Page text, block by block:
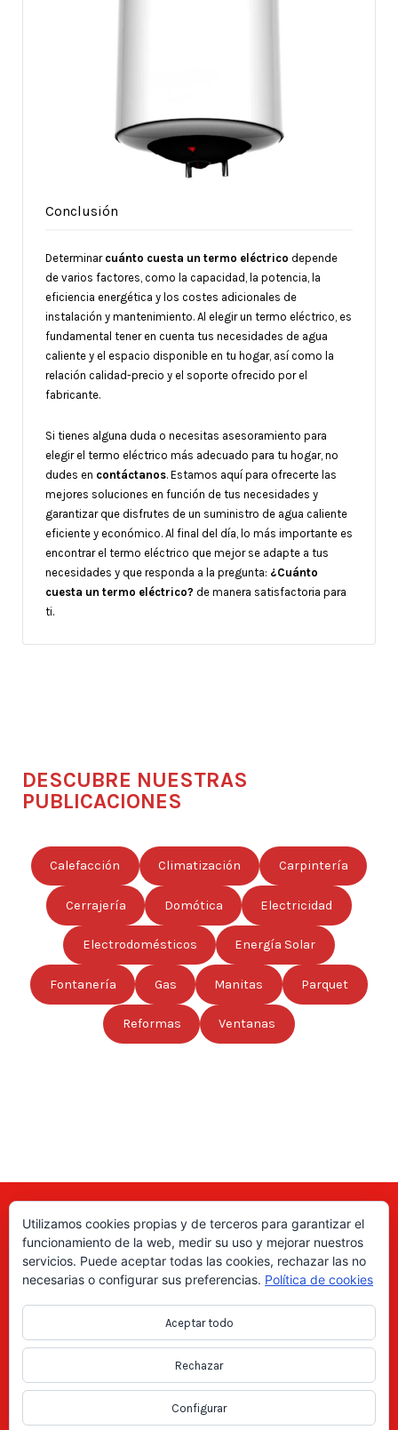
Conclusión
Determinar cuánto cuesta un termo eléctrico depende
de varios factores, como la capacidad, la potencia, la
eficiencia energética y los costes adicionales de
instalación y mantenimiento. Al elegir un termo eléctrico, es
fundamental tener en cuenta tus necesidades de agua
caliente y el espacio disponible en tu hogar, así como la
relación calidad-precio y el soporte ofrecido por el
fabricante.
Si tienes alguna duda o necesitas asesoramiento para
elegir el termo eléctrico más adecuado para tu hogar, no
dudes en contáctanos. Estamos aquí para ofrecerte las
mejores soluciones en función de tus necesidades y
garantizar que disfrutes de un suministro de agua caliente
eficiente y económico. Al final del día, lo más importante es
encontrar el termo eléctrico que mejor se adapte a tus
necesidades y que responda a la pregunta: ¿Cuánto
cuesta un termo eléctrico? de manera satisfactoria para
ti.
DESCUBRE NUESTRAS
PUBLICACIONES
Calefacción Climatización Carpintería
Cerrajería Domótica Electricidad
Electrodomésticos Energía Solar
Fontanería Gas Manitas Parquet
Reformas Ventanas
Aquí puede encontrar las direcciones de empresas, autónomos,
fabricantes locales, asociaciones, etc; de todo el país. ¡Valore sus
productos y servicios para ayudar a los usuarios a tomar la decisión
ofertas de trabajo y empleo que se anuncian en el directorio y
consiga trabajos según le interese, en los anuncios locales.
Copyright Directorio Mahico Soluciones © 2021. Todos los derechos
reservados -Aviso legal|Política de privacidad|Cookies
Utilizamos cookies propias y de terceros para garantizar el
funcionamiento de la web, medir su uso y mejorar nuestros
servicios. Puede aceptar todas las cookies, rechazar las no
necesarias o configurar sus preferencias. Política de cookies
Aceptar todo
Rechazar
Configurar